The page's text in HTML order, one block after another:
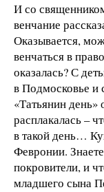
И со
венчание
Оказывается,
венчаться в
оказалась? С
в Подмосковье и
«Татьянин
расплакалась –
в такой день…
Февронии.
покровители, и
младшего сына